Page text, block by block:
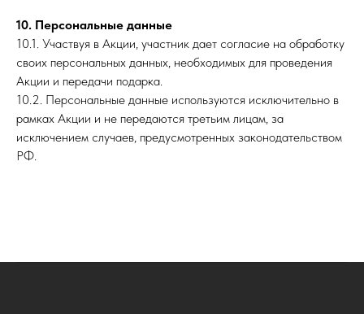
10. Персональные данные
10.1. Участвуя в Акции, участник дает согласие на обработку
своих персональных данных, необходимых для проведения
Акции и передачи подарка.
10.2. Персональные данные используются исключительно в
рамках Акции и не передаются третьим лицам, за
исключением случаев, предусмотренных законодательством
РФ.